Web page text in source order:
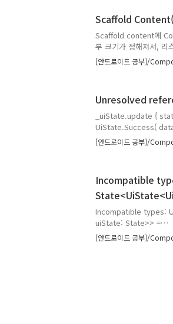
Scaffold
Scaffold content에
부 크기가 정해져서, 리
될 경우 스크롤이 아래
fillMaxSize()적용 해서
ge. Each
a..
[안드로이드 공부]/
Unresolved
_uiState.update { state -> when (state) { is
UiState.Success( data = state.data.copy( newlyAddedId =
event.addedId ) ) } else -> state }}이 코드에서 발생하는 오류
는 UiState.Success의
[안드로이드 공부]/
Incompatible
Incompatible types:
uiState: State>> =
UiState.Loading -> {
으로 변경합니다.val
[안드로이드 공부]/